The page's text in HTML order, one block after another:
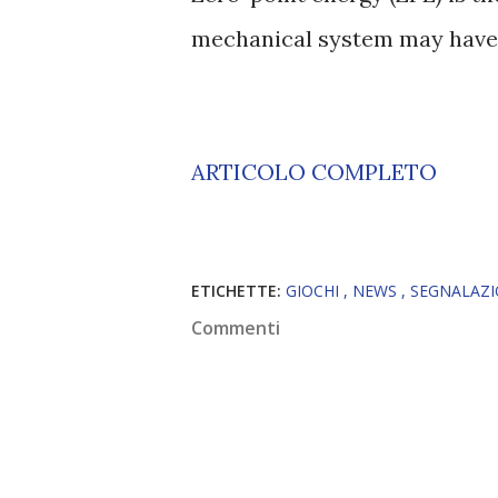
mechanical system may
ARTICOLO COMPLETO
ETICHETTE: GIOCHI NEWS
Commenti